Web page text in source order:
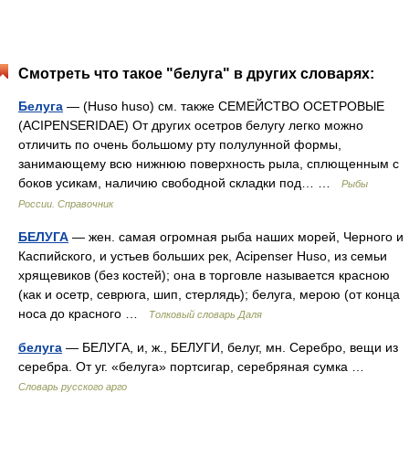
Смотреть что такое "белуга" в других словарях:
Белуга — (Huso huso) см. также СЕМЕЙСТВО ОСЕТРОВЫЕ
(ACIPENSERIDAE) От других осетров белугу легко можно
отличить по очень большому рту полулунной формы,
занимающему всю нижнюю поверхность рыла, сплющенным с
боков усикам, наличию свободной складки под… …
Рыбы
России. Справочник
БЕЛУГА — жен. самая огромная рыба наших морей, Черного и
Каспийского, и устьев больших рек, Acipenser Huso, из семьи
хрящевиков (без костей); она в торговле называется красною
(как и осетр, севрюга, шип, стерлядь); белуга, мерою (от конца
носа до красного …
Толковый словарь Даля
белуга — БЕЛУГА, и, ж., БЕЛУГИ, белуг, мн. Серебро, вещи из
серебра. От уг. «белуга» портсигар, серебряная сумка …
Словарь русского арго